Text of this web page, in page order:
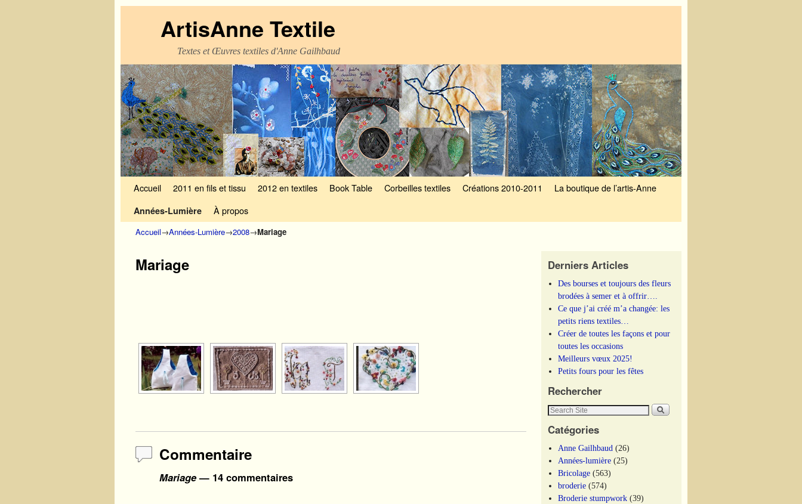
ArtisAnne Textile
Textes et Œuvres textiles d'Anne Gailhbaud
Accueil 2011 en fils et tissu 2012 en textiles Book Table Corbeilles textiles Créations 2010-2011 La boutique de l’artis-Anne
Années-Lumière À propos
Accueil→Années-Lumière→2008→Mariage
Mariage
Commentaire
Mariage— 14 commentaires
Derniers Articles
Des bourses et toujours des fleurs
brodées à semer et à offrir….
Ce que j’ai créé m’a changée: les
petits riens textiles…
Créer de toutes les façons et pour
toutes les occasions
Meilleurs vœux 2025!
Petits fours pour les fêtes
Rechercher
Catégories
Anne Gailhbaud (26)
Années-lumière (25)
Bricolage (563)
broderie (574)
Broderie stumpwork (39)